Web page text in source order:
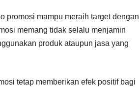
promosi mampu meraih target dengan
memang tidak selalu menjamin
produk ataupun jasa yang
tetap memberikan efek positif bagi